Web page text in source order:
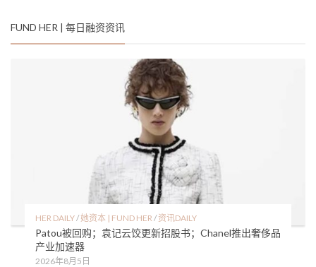
FUND HER | 每日融资资讯
HER DAILY/她资本 | FUND HER /资讯DAILY
Patou被回购；袁记云饺更新招股书；Chanel推出奢侈品
产业加速器
2026年8月5日